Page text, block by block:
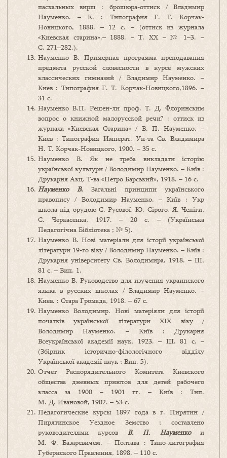
пасхальных вирш : брошюра-оттиск / Владимир
Науменко. – К. : Типография Г. Т. Корчак-
Новицкого, 1888. – 12 с. – (оттиск из журнала
«Киевская старина».– 1888. – Т. ХХ – № 1–3. –
С. 271–282.).
Науменко В. Примерная программа преподавания
предмета русской словесности в курсе мужских
классических гимназий / Владимир Науменко. –
Киев : Типография Г. Т. Корчак-Новицкого,1896. –
31 с.
Науменко В.П. Решен-ли проф. Т. Д. Флоринским
вопрос о книжной малорусской речи? : оттиск из
журнала «Киевская Старина» / В. П. Науменко. –
Киев : Типография Императ. Ун-та Св. Владимира
Н. Т. Корчак-Новицкого, 1900. – 35 с.
Науменко В. Як не треба викладати історію
української культури / Володимир Науменко. – Київ :
Друкарня Акц. Т-ва «Петро Барський», 1918. – 16 с.
Науменко В. Загальні принципи українського
правопису / Володимир Науменко. – Київ : Укр
школа під орудою С. Русової, Ю. Сірого, Я. Чепіги,
С. Черкасенка, 1917. – 20 с. – (Українська
Педагогічна Бібліотека ; № 5).
Науменко В. Нові матеріали для історії української
літератури 19-го віку / Володимир Науменко. – Київ :
Друкарня університету Св. Володимира, 1918. – ІІІ,
81 с. – Вип. 1.
Науменко В. Руководство для изучения украинского
языка в русских школах / Владимир Науменко. –
Киев. : Стара Громада, 1918. – 67 с.
Науменко Володимир. Нові матеріяли для історії
початків української літератури ХІХ віку /
Володимир Науменко. – Київ : Друкарня
Всеукраїнської академії наук, 1923. – ІІІ, 81 с. –
(Збірник історично-філологічного відділу
Української академії наук ; Вип. 5).
Отчет Распорядительного Комитета Киевского
общества дневных приютов для детей рабочего
класса за 1900 – 1901 гг. – Київ : Тип.
М. Д. Ивановой, 1902. – 53 с.
Педагогические курсы 1897 года в г. Пирятин /
Пирятинское Уездное Земство ; составлено
руководителями курсов В. П. Науменкои
М. Ф. Базаревичем. – Полтава : Типо-литография
Губернского Правления, 1898. – 110 с.